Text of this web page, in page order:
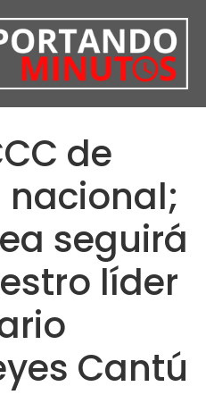
de
seguirá
líder
Cantú